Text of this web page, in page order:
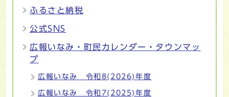
ふるさと納税
公式SNS
広報いなみ・町民カレンダー・タウンマッ
プ
広報いなみ 令和8(2026)年度
広報いなみ 令和7(2025)年度